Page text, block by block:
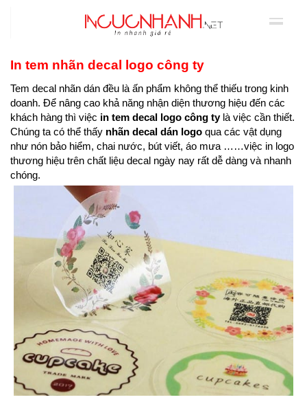
In tem nhãn decal logo công ty
Tem decal nhãn dán đều là ấn phẩm không thể thiếu trong kinh
doanh. Để nâng cao khả năng nhận diện thương hiệu đến các
khách hàng thì việc in tem decal logo công tylà việc cần thiết.
Chúng ta có thể thấy nhãn decal dán logo qua các vật dụng
như nón bảo hiểm, chai nước, bút viết, áo mưa ……việc in logo
thương hiệu trên chất liệu decal ngày nay rất dễ dàng và nhanh
chóng.